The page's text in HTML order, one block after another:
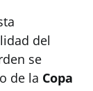
del
se
de la Copa